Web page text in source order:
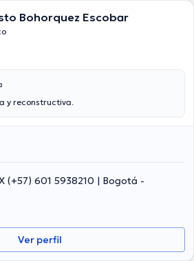
Bohorquez Escobar
y reconstructiva.
(+57) 601 5938210 | Bogotá -
Ver perfil